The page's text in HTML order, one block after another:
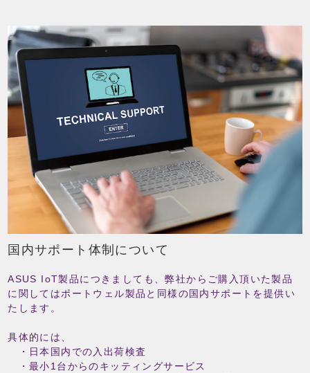
国内サポート体制について
ASUS IoT製品につきましても、弊社からご購入頂いた製品
に関してはポートウェル製品と同様の国内サポートを提供い
たします。
具体的には、
・日本国内での入出荷検査
・最小1台からのキッティングサービス